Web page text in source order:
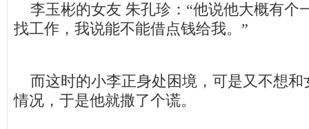
李玉彬的女友 朱孔珍：“他说他大概有个
找工作，我说能不能借点钱给我。”
而这时的小李正身处困境，可是又不想和
情况，于是他就撒了个谎。